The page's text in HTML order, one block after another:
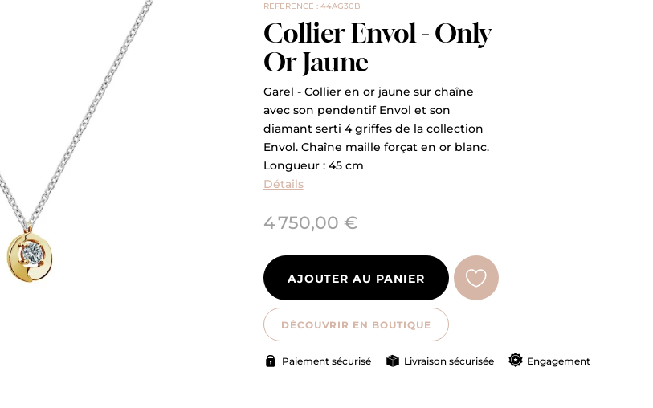
REFERENCE : 44AG30B
Collier Envol - Only
Or Jaune
Garel - Collier en or jaune sur chaîne
avec son pendentif Envol et son
diamant serti 4 griffes de la collection
Envol. Chaîne maille forçat en or blanc.
Longueur : 45 cm
Détails
4 750,00 €
AJOUTER AU PANIER
DÉCOUVRIR EN BOUTIQUE
Paiement sécurisé Livraison sécurisée Engagement